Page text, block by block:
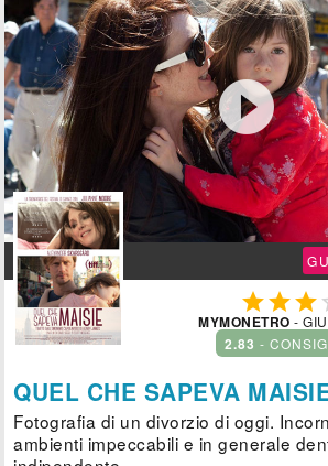


MYMONETRO -
2.83 -
QUEL CHE SAPEVA
Fotografia di un divorzio di oggi.
ambienti impeccabili e in generale